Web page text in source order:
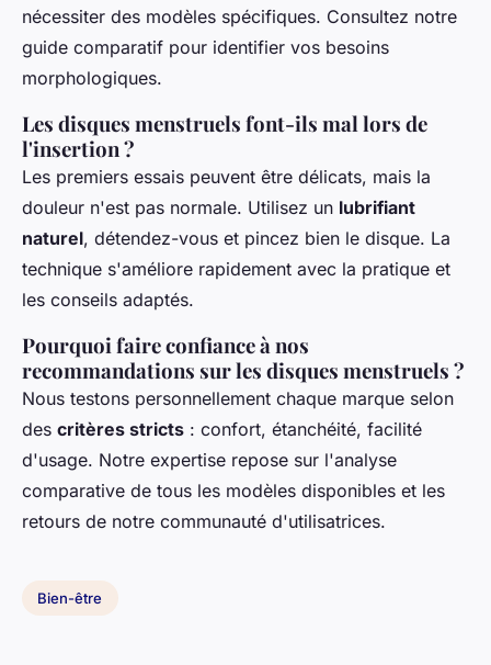
nécessiter des modèles spécifiques. Consultez notre
guide comparatif pour identifier vos besoins
morphologiques.
Les disques menstruels font-ils mal lors de
l'insertion ?
Les premiers essais peuvent être délicats, mais la
douleur n'est pas normale. Utilisez un lubrifiant
naturel, détendez-vous et pincez bien le disque. La
technique s'améliore rapidement avec la pratique et
les conseils adaptés.
Pourquoi faire confiance à nos
recommandations sur les disques menstruels ?
Nous testons personnellement chaque marque selon
des critères stricts : confort, étanchéité, facilité
d'usage. Notre expertise repose sur l'analyse
comparative de tous les modèles disponibles et les
retours de notre communauté d'utilisatrices.
Bien-être